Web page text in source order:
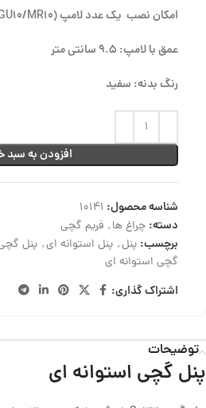
امکان نصب یک عدد لامپ(GU10/MR10)
عمق با لامپ: 9.5 سانتی متر
رنگ بدنه: سفید
افزودن به سبد
شناسه محصول: 10141
دسته: چراغ ها, فریم گچی
برچسب: پنل, پنل استوانه ای, پنل
گچی استوانه ای
اشتراک گذاری:
توضیحات
پنل گچی استوانه ای